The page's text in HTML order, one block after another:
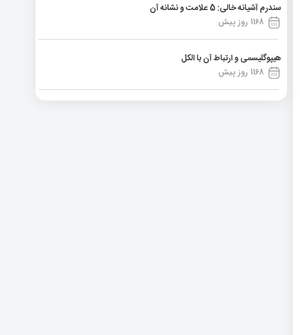
سندرم آشیانه خالی: 5 علامت و نشانه آن
1168 روز پیش
هیپوگلیسمی و ارتباط آن با الکل
1168 روز پیش